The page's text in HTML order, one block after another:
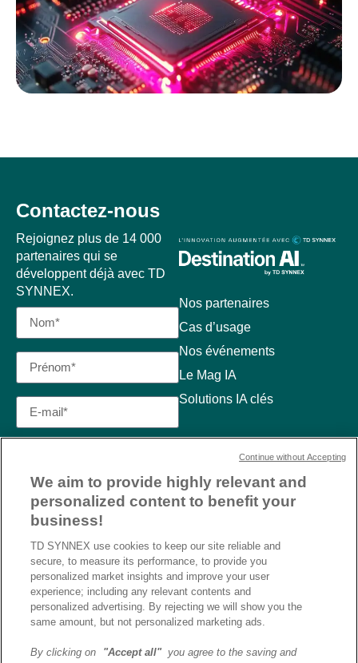
Nos partenaires
Cas d’usage
Nos événements
Le Mag IA
Solutions IA clés
Contactez-nous
Rejoignez plus de 14 000
partenaires qui se
développent déjà avec TD
SYNNEX.
We aim to provide highly relevant and
personalized content to benefit your
business!
TD SYNNEX use cookies to keep our site reliable and
secure, to measure its performance, to provide you
personalized market insights and improve your user
experience; including any relevant contents and
personalized advertising. By rejecting we will show you the
same amount, but not personalized marketing ads.
By clicking on "Accept all"you agree to the saving and
Continue without Accepting